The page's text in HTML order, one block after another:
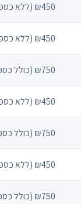
₪450 (ללא כספת)
₪450 (ללא כספת)
₪750 (כולל כספת)
₪450 (ללא כספת)
₪750 (כולל כספת)
₪450 (ללא כספת)
₪750 (כולל כספת)